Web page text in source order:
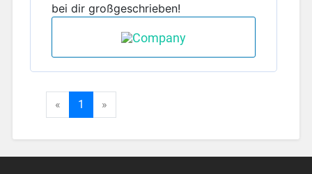
bei dir großgeschrieben!
« 1 »